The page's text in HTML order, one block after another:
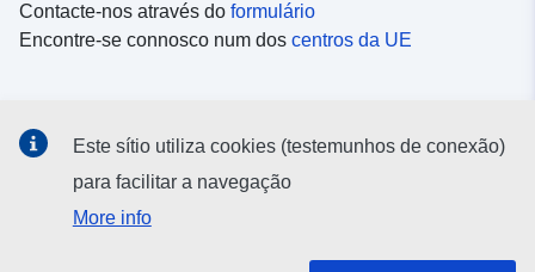
Contacte-nos através do formulário
Encontre-se connosco num dos centros da UE
Procure as contas da UE nasredes sociais
Este sítio utiliza cookies (testemunhos de conexão)
para facilitar a navegação
More info